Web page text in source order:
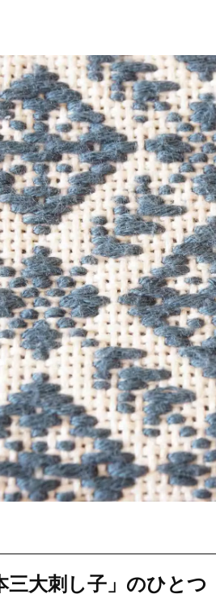
三大刺し子」のひとつ